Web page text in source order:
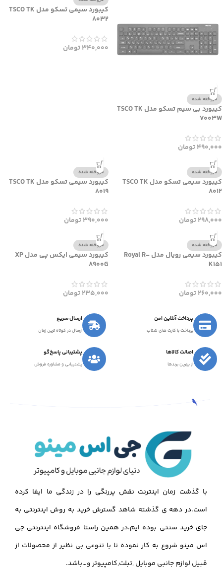
فروخته شده
کیبورد بی سیم تسکو مدل TSCO TK
7003W
490,000تومان
8012
298,000 تومان
8019
390,000تومان
کیبورد سیمی رویال مدل Royal R-
260,000تومان
فروخته شده
235,000تومان
پرداخت با کارت های شتاب ارسال در کوتاه ترین زمان
اصالت کالاها
از برترین برندها
پشتیبانی پاسخ‌گو
پشتیبانی و مشاوره فروش